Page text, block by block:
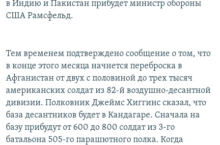
в Индию и Пакистан прибудет министр обороны
США Рамсфельд.
Тем временем подтверждено сообщение о том, что
в конце этого месяца начнется переброска в
Афганистан от двух с половиной до трех тысяч
американских солдат из 82-й воздушно-десантной
дивизии. Полковник Джеймс Хиггинс сказал, что
база десантников будет в Кандагаре. Сначала на
базу прибудут от 600 до 800 солдат из 3-го
батальона 505-го парашютного полка. Когда